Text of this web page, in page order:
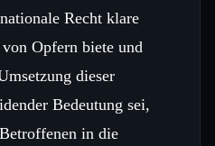
Recht klare
Opfern biete und
dieser
Bedeutung sei,
in die